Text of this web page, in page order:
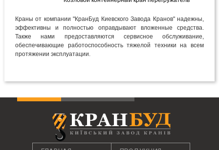
Краны от компании "КранБуд Киевского Завода Кранов" надежны,
эффективны и полностью оправдывают вложенные средства.
Также нами предоставляются сервисное обслуживание,
обеспечивающие работоспособность тяжелой техники на всем
протяжении эксплуатации.